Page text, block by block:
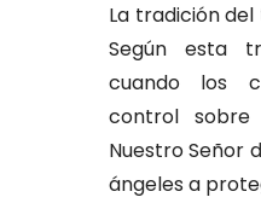
La tradición
Según esta
cuando los
control
Nuestro Señor
ángeles a